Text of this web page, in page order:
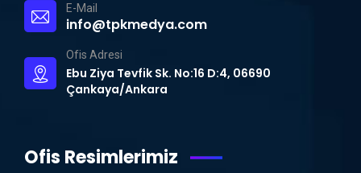
E-Mail
info@tpkmedya.com
Ofis Adresi
Ebu Ziya Tevfik Sk. No:16 D:4, 06690
Çankaya/Ankara
Ofis Resimlerimiz